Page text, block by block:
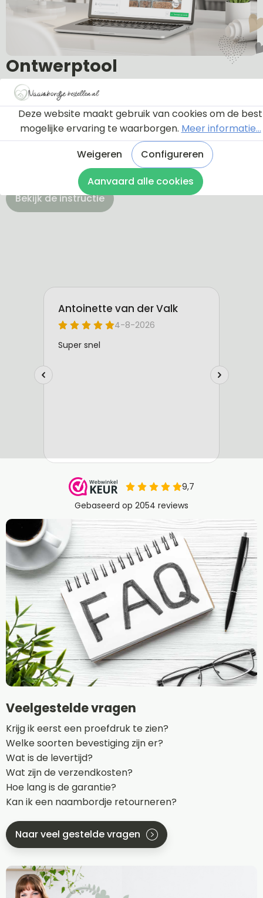
Ontwerptool
Via onderstaande knop komt u bij een instructie en
een tutorial die u een rondleiding geeft door de
ontwerptool. Hierdoor weet u precies hoe u zelf uw
naambordje helemaal kunt aanpassen en naar uw
eigen smaak kunt ontwerpen.
Bekijk de instructie
Veelgestelde vragen
Krijg ik eerst een proefdruk te zien?
Welke soorten bevestiging zijn er?
Wat is de levertijd?
Wat zijn de verzendkosten?
Hoe lang is de garantie?
Kan ik een naambordje retourneren?
Naar veel gestelde vragen
Deze website maakt gebruik van cookies om de best
mogelijke ervaring te waarborgen. Meer informatie...
Weigeren
Configureren
Aanvaard alle cookies